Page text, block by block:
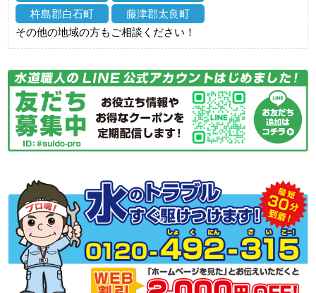
杵島郡白石町
藤津郡太良町
その他の地域の方もご相談ください！